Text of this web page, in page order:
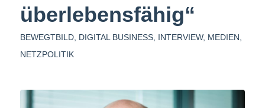
überlebensfähig“
BEWEGTBILD, DIGITAL BUSINESS, INTERVIEW, MEDIEN
NETZPOLITIK